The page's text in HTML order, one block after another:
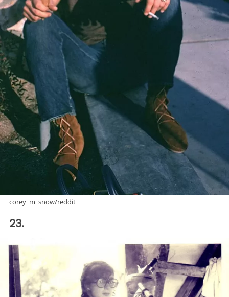
corey_m_snow/reddit
23.